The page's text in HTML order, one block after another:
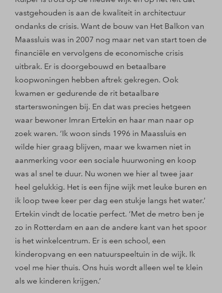
vastgehouden is aan de kwaliteit in architectuur
ondanks de crisis. Want de bouw van Het Balkon van
Maassluis was in 2007 nog maar net van start toen de
financiële en vervolgens de economische crisis
uitbrak. Er is doorgebouwd en betaalbare
koopwoningen hebben aftrek gekregen. Ook
kwamen er gedurende de rit betaalbare
starterswoningen bij. En dat was precies hetgeen
waar bewoner Imran Ertekin en haar man naar op
zoek waren. ‘Ik woon sinds 1996 in Maassluis en
wilde hier graag blijven, maar we kwamen niet in
aanmerking voor een sociale huurwoning en koop
was al snel te duur. Nu wonen we hier al twee jaar
heel gelukkig. Het is een fijne wijk met leuke buren en
ik loop twee keer per dag een stukje langs het water.’
Ertekin vindt de locatie perfect. ‘Met de metro ben je
zo in Rotterdam en aan de andere kant van het spoor
is het winkelcentrum. Er is een school, een
kinderopvang en een natuurspeeltuin in de wijk. Ik
voel me hier thuis. Ons huis wordt alleen wel te klein
als we kinderen krijgen.’